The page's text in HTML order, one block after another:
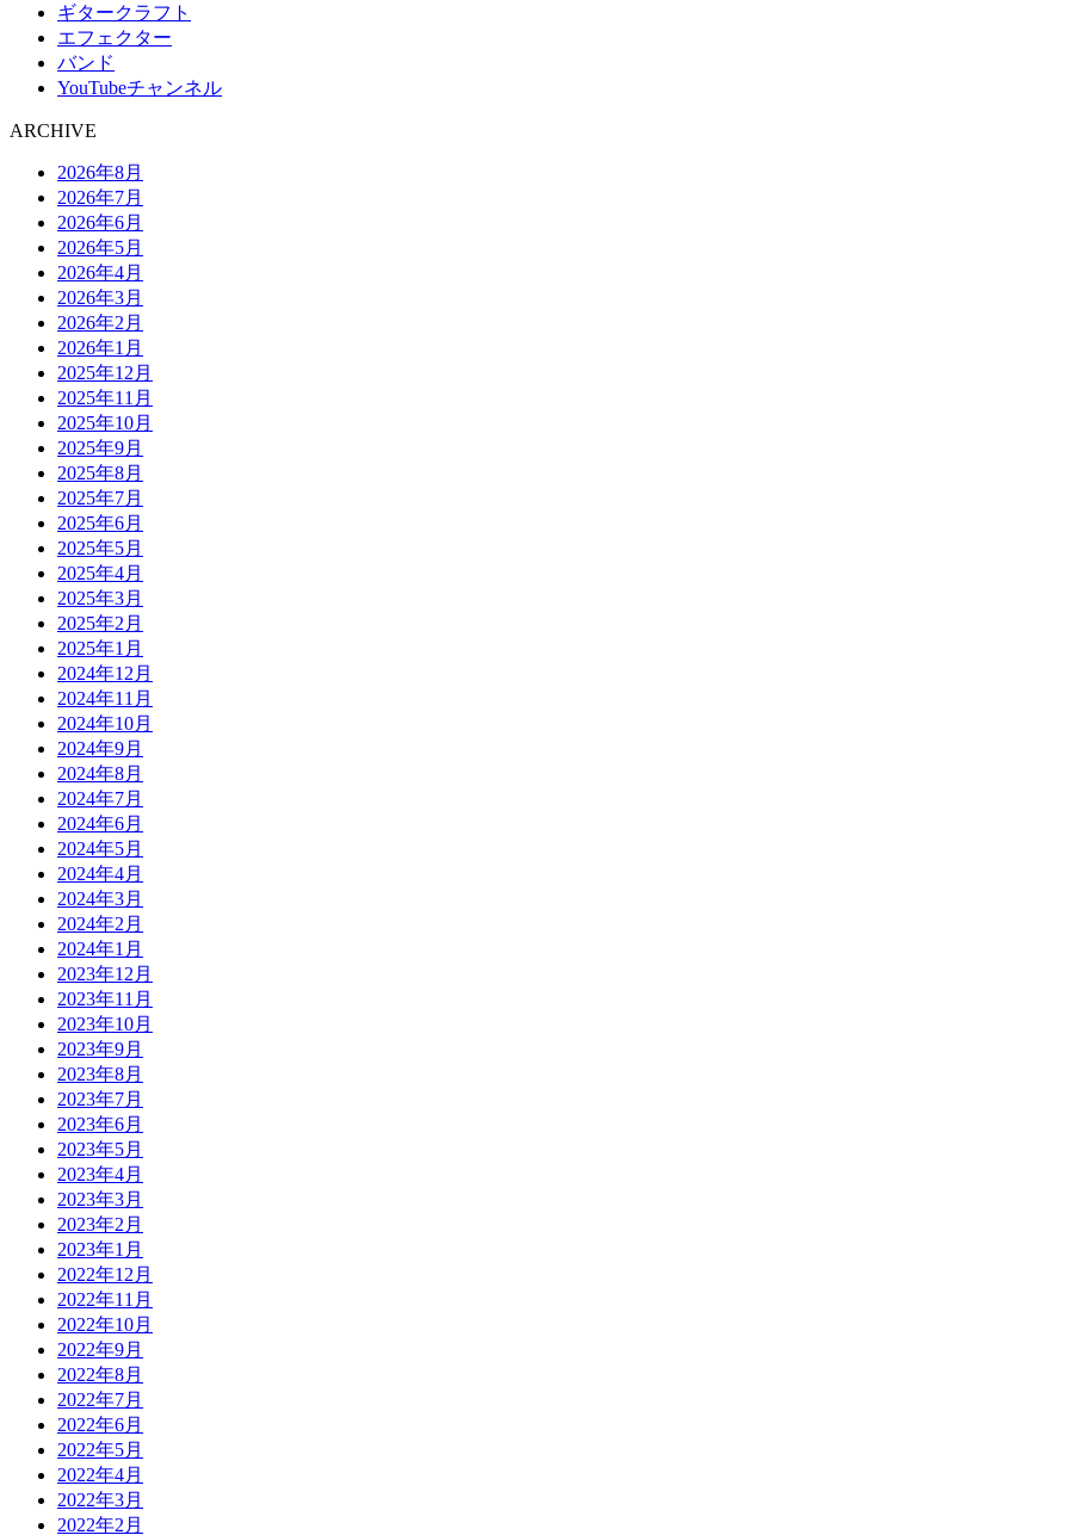
ギタークラフト
エフェクター
バンド
YouTubeチャンネル
ARCHIVE
2026年8月
2026年7月
2026年6月
2026年5月
2026年4月
2026年3月
2026年2月
2026年1月
2025年12月
2025年11月
2025年10月
2025年9月
2025年8月
2025年7月
2025年6月
2025年5月
2025年4月
2025年3月
2025年2月
2025年1月
2024年12月
2024年11月
2024年10月
2024年9月
2024年8月
2024年7月
2024年6月
2024年5月
2024年4月
2024年3月
2024年2月
2024年1月
2023年12月
2023年11月
2023年10月
2023年9月
2023年8月
2023年7月
2023年6月
2023年5月
2023年4月
2023年3月
2023年2月
2023年1月
2022年12月
2022年11月
2022年10月
2022年9月
2022年8月
2022年7月
2022年6月
2022年5月
2022年4月
2022年3月
2022年2月